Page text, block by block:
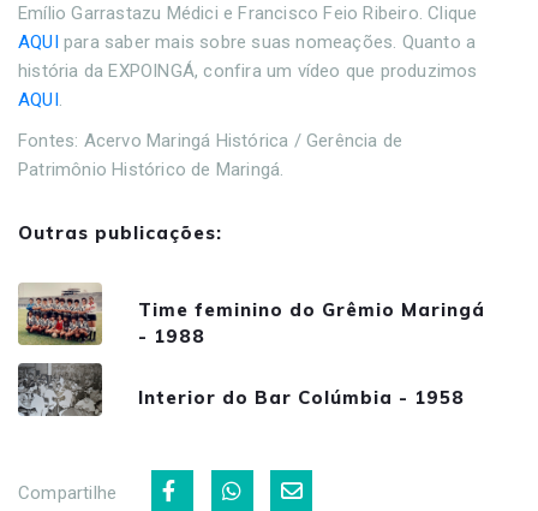
Emílio Garrastazu Médici e Francisco Feio Ribeiro. Clique
AQUIpara saber mais sobre suas nomeações. Quanto a
história da EXPOINGÁ, confira um vídeo que produzimos
AQUI.
Fontes: Acervo Maringá Histórica / Gerência de
Patrimônio Histórico de Maringá.
Outras publicações:
Time feminino do Grêmio Maringá
- 1988
Interior do Bar Colúmbia - 1958
Compartilhe